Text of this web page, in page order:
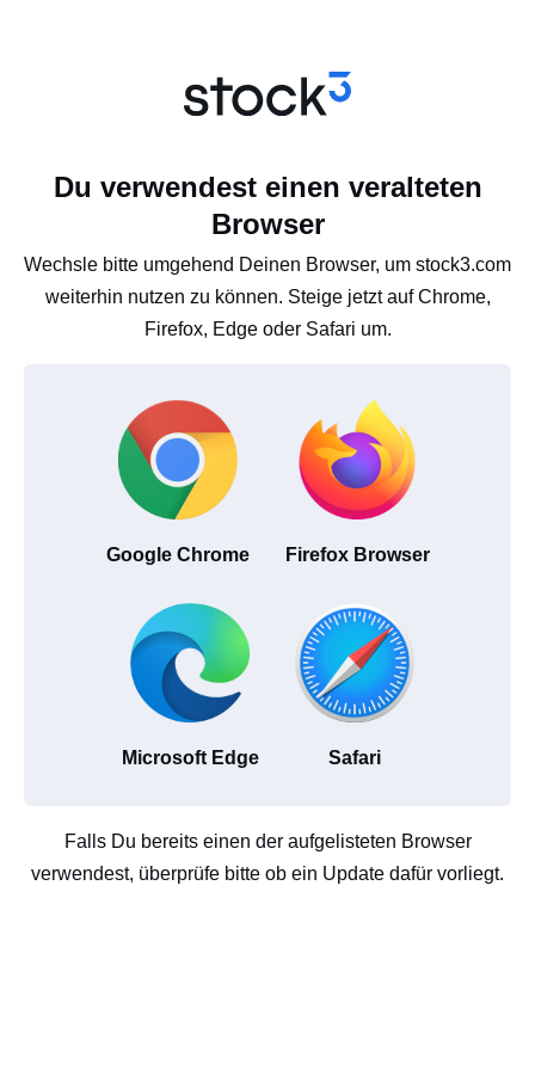
Du verwendest einen veralteten
Browser
Wechsle bitte umgehend Deinen Browser, um stock3.com
weiterhin nutzen zu können. Steige jetzt auf Chrome,
Firefox, Edge oder Safari um.
Google Chrome Firefox Browser
Microsoft Edge Safari
Falls Du bereits einen der aufgelisteten Browser
verwendest, überprüfe bitte ob ein Update dafür vorliegt.